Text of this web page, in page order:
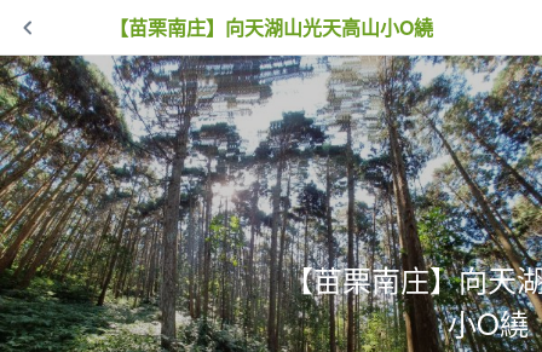
【苗栗南庄】向天湖山光天高山小O繞
【苗栗南庄】向天
小O繞